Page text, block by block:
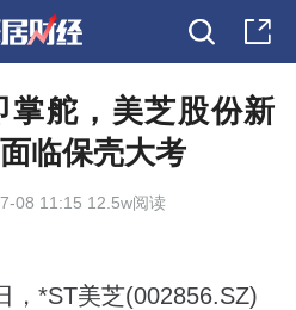
掌舵，美芝股份新
临保壳大考
08 11:15 12.5w阅读
，*ST美芝(002856.SZ)